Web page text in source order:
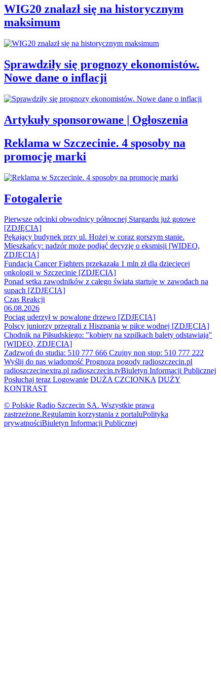
WIG20 znalazł się na historycznym
maksimum
Sprawdziły się prognozy ekonomistów.
Nowe dane o inflacji
Artykuły sponsorowane | Ogłoszenia
Reklama w Szczecinie. 4 sposoby na
promocję marki
Fotogalerie
Pierwsze odcinki obwodnicy północnej Stargardu już gotowe
[ZDJĘCIA]
Pękający budynek przy ul. Hożej w coraz gorszym stanie.
Mieszkańcy: nadzór może podjąć decyzję o eksmisji [WIDEO,
ZDJĘCIA]
Fundacja Cancer Fighters przekazała 1 mln zł dla dziecięcej
onkologii w Szczecinie [ZDJĘCIA]
Ponad setka zawodników z całego świata startuje w zawodach na
supach [ZDJĘCIA]
Czas Reakcji
06.08.2026
Pociąg uderzył w powalone drzewo [ZDJĘCIA]
Polscy juniorzy przegrali z Hiszpanią w piłce wodnej [ZDJĘCIA]
Chodnik na Piłsudskiego: "kobiety na szpilkach balety odstawiają"
[WIDEO, ZDJĘCIA]
Zadzwoń do studia: 510 777 666 Czujny non stop: 510 777 222
Wyślij do nas wiadomość Prognoza pogody radioszczecin.pl
radioszczecinextra.pl radioszczecin.tvBiuletyn Informacji Publicznej
Posłuchaj teraz Logowanie DUŻA CZCIONKA DUŻY
KONTRAST
© Polskie Radio Szczecin SA. Wszystkie prawa
zastrzeżone.Regulamin korzystania z portaluPolityka
prywatnościBiuletyn Informacji Publicznej